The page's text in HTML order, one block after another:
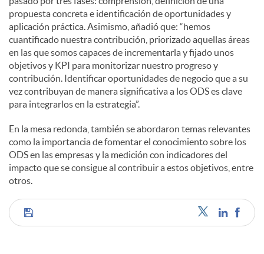
propuesta concreta e identificación de oportunidades y
aplicación práctica. Asimismo, añadió que: “hemos
cuantificado nuestra contribución, priorizado aquellas áreas
en las que somos capaces de incrementarla y fijado unos
objetivos y KPI para monitorizar nuestro progreso y
contribución. Identificar oportunidades de negocio que a su
vez contribuyan de manera significativa a los ODS es clave
para integrarlos en la estrategia”.
En la mesa redonda, también se abordaron temas relevantes
como la importancia de fomentar el conocimiento sobre los
ODS en las empresas y la medición con indicadores del
impacto que se consigue al contribuir a estos objetivos, entre
otros.
C